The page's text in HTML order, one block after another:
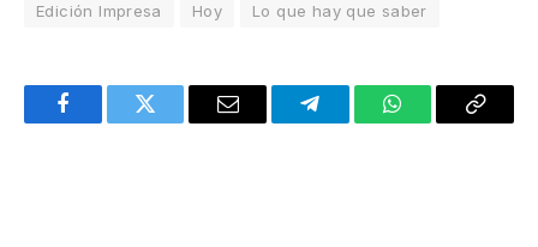
Edición Impresa Hoy Lo que hay que saber
FacebookTwitter Email TelegramWhatsAppCopy